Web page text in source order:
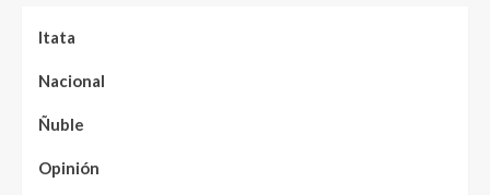
Itata
Nacional
Ñuble
Opinión